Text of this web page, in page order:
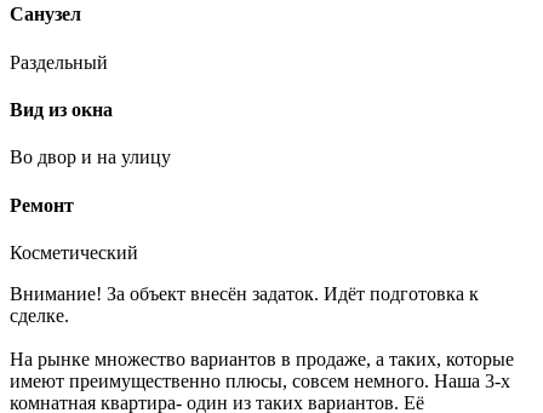
Санузел
Раздельный
Вид из окна
Во двор и на улицу
Ремонт
Косметический
Внимание! За объект внесён задаток. Идёт подготовка к
сделке.
На рынке множество вариантов в продаже, а таких, которые
имеют преимущественно плюсы, совсем немного. Наша 3-х
комнатная квартира- один из таких вариантов. Её